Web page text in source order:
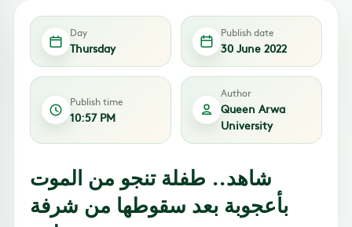
Day
Thursday
Publish date
30 June 2022
Publish time
10:57 PM
Author
Queen Arwa
University
شاهد.. طفلة تنجو من الموت
بأعجوبة بعد سقوطها من شرفة